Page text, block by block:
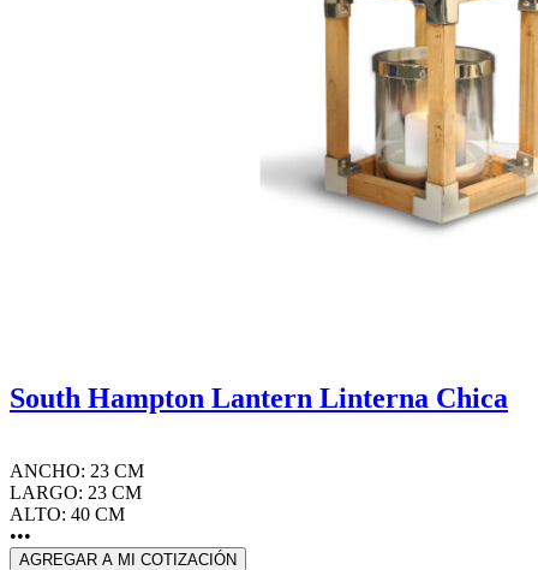
South Hampton Lantern Linterna Chica
ANCHO: 23 CM
LARGO: 23 CM
ALTO: 40 CM
•••
AGREGAR A MI COTIZACIÓN